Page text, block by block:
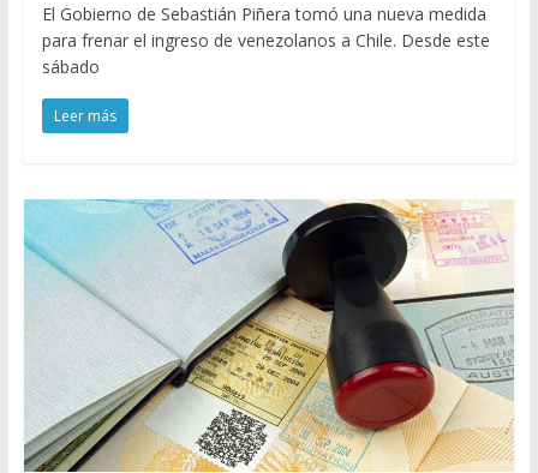
El Gobierno de Sebastián Piñera tomó una nueva medida
para frenar el ingreso de venezolanos a Chile. Desde este
sábado
Leer más